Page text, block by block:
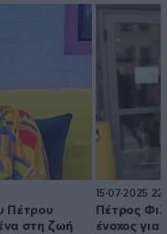
Πέτρου
στη ζωή
15·07·2025
Πέτρος
ένοχος για